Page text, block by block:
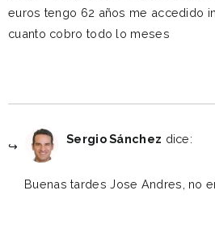
euros tengo 62 años me accedido
cuanto cobro todo lo meses
Sergio Sánchez dice:
Buenas tardes Jose Andres, no